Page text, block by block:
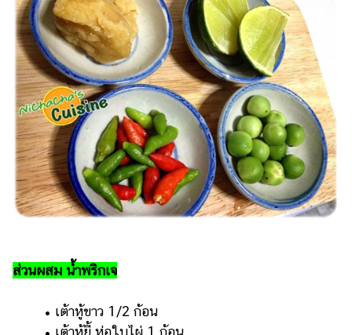
วา
ไร
ตี้
แต่งงาน
แม่
และ
เด็ก
สัตว์
เลี้ยง
แอปฯ
ส่วนผสม น้ำพริกเจ
• เต้าหู้ขาว 1/2 ก้อน
• เต้าหู้ยี้ ห่อใบไผ่ 1 ก้อน